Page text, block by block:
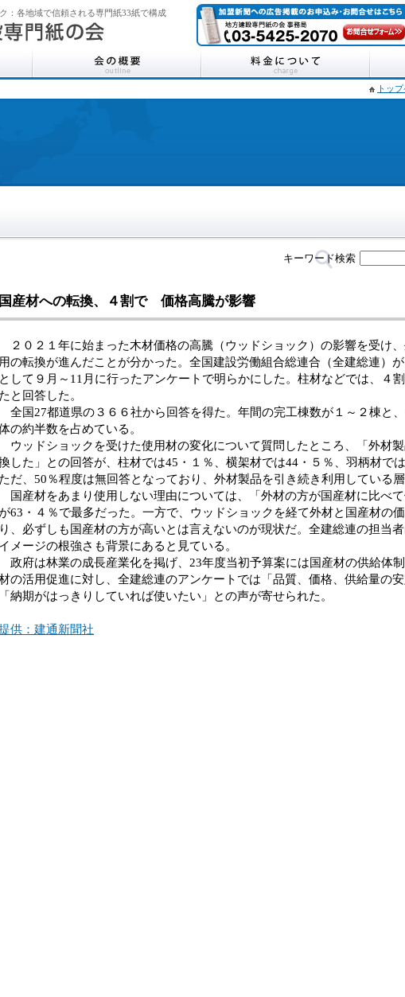
：各地域で信頼される専門紙33紙で構成
トッ
キーワード検索
国産材への転換、４割で 価格高騰が影響
２０２１年に始まった木材価格の高騰（ウッドショック）の影響を受け
用の転換が進んだことが分かった。全国建設労働組合総連合（全建総連）
として９月～11月に行ったアンケートで明らかにした。柱材などでは、４
たと回答した。
全国27都道県の３６６社から回答を得た。年間の完工棟数が１～２棟と
の約半数を占めている。
ウッドショックを受けた使用材の変化について質問したところ、「外材
した」との回答が、柱材では45・１％、横架材では44・５％、羽柄材では
ただ、50％程度は無回答となっており、外材製品を引き続き利用している層
国産材をあまり使用しない理由については、「外材の方が国産材に比べ
が63・４％で最多だった。一方で、ウッドショックを経て外材と国産材の
り、必ずしも国産材の方が高いとは言えないのが現状だ。全建総連の担当
イメージの根強さも背景にあると見ている。
政府は林業の成長産業化を掲げ、23年度当初予算案には国産材の供給体
の活用促進に対し、全建総連のアンケートでは「品質、価格、供給量の安
「納期がはっきりしていれば使いたい」との声が寄せられた。
供：建通新聞社